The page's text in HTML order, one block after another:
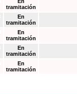
tramitación
En
tramitación
En
tramitación
En
tramitación
En
tramitación